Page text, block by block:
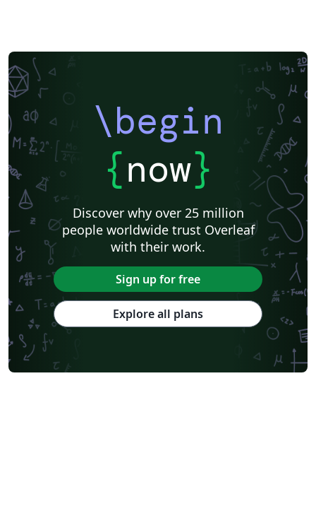
\begin
{now}
Discover why over 25 million
people worldwide trust Overleaf
with their work.
Sign up for free
Explore all plans